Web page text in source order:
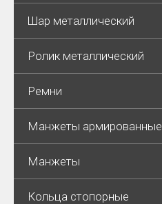
Шар металлический
Ролик металлический
Ремни
Манжеты армированные
Манжеты
Кольца стопорные